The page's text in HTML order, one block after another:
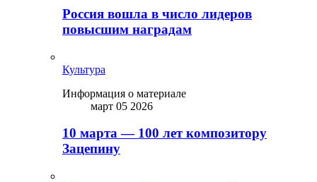
Россия вошла в число лидеров
повысшим наградам
Культура
Информация о материале
март 05 2026
10 марта — 100 лет композитору
Зацепину